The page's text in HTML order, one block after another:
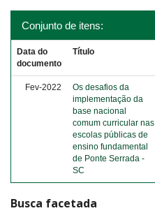
Conjunto de itens:
Data do
documento
Título
Fev-2022
Os desafios da
implementação da
base nacional
comum curricular nas
escolas públicas de
ensino fundamental
de Ponte Serrada -
SC
Busca facetada